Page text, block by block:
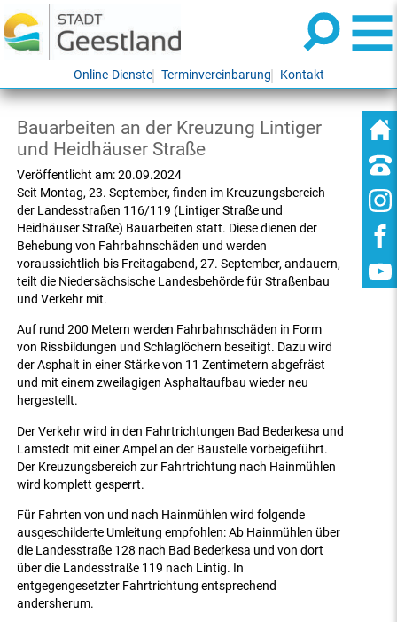
Online-Dienste Terminvereinbarung Kontakt
Bauarbeiten an der Kreuzung Lintiger
und Heidhäuser Straße
Veröffentlicht am:20.09.2024
Seit Montag, 23. September, finden im Kreuzungsbereich
der Landesstraßen 116/119 (Lintiger Straße und
Heidhäuser Straße) Bauarbeiten statt. Diese dienen der
Behebung von Fahrbahnschäden und werden
voraussichtlich bis Freitagabend, 27. September, andauern,
teilt die Niedersächsische Landesbehörde für Straßenbau
und Verkehr mit.
Auf rund 200 Metern werden Fahrbahnschäden in Form
von Rissbildungen und Schlaglöchern beseitigt. Dazu wird
der Asphalt in einer Stärke von 11 Zentimetern abgefräst
und mit einem zweilagigen Asphaltaufbau wieder neu
hergestellt.
Der Verkehr wird in den Fahrtrichtungen Bad Bederkesa und
Lamstedt mit einer Ampel an der Baustelle vorbeigeführt.
Der Kreuzungsbereich zur Fahrtrichtung nach Hainmühlen
wird komplett gesperrt.
Für Fahrten von und nach Hainmühlen wird folgende
ausgeschilderte Umleitung empfohlen: Ab Hainmühlen über
die Landesstraße 128 nach Bad Bederkesa und von dort
über die Landesstraße 119 nach Lintig. In
entgegengesetzter Fahrtrichtung entsprechend
andersherum.